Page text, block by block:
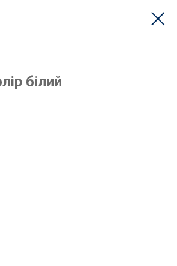
білий